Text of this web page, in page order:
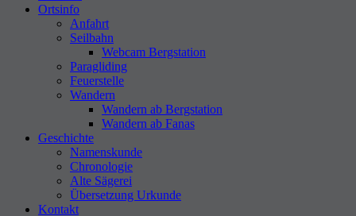
Ortsinfo
Anfahrt
Seilbahn
Webcam Bergstation
Paragliding
Feuerstelle
Wandern
Wandern ab Bergstation
Wandern ab Fanas
Geschichte
Namenskunde
Chronologie
Alte Sägerei
Übersetzung Urkunde
Kontakt